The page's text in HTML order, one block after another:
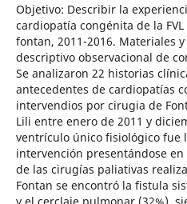
Objetivo: Describir la
cardiopatía congénita de la
fontan, 2011-2016. Materiales
descriptivo observacional de
Se analizaron 22 historias
antecedentes de cardiopatías
intervendios por cirugia de
Lili entre enero de 2011 y
ventrículo único fisiológico fue
intervención presentándose
de las cirugías paliativas
Fontan se encontró la fistula